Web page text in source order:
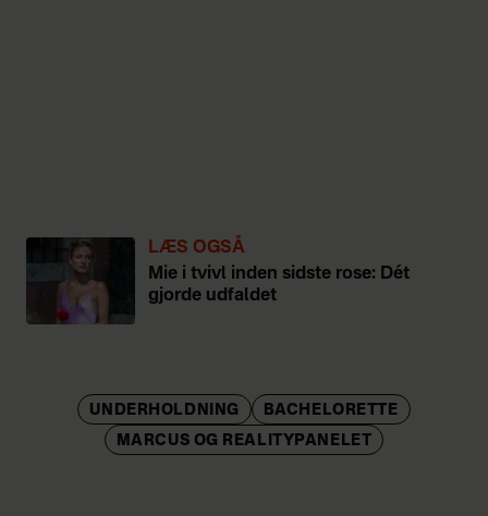
LÆS OGSÅ
Mie i tvivl inden sidste rose: Dét
gjorde udfaldet
UNDERHOLDNING
BACHELORETTE
MARCUS OG REALITYPANELET